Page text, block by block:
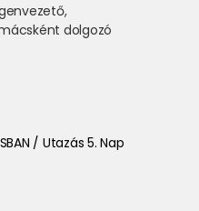
dolgozó
/ Utazás 5. Nap